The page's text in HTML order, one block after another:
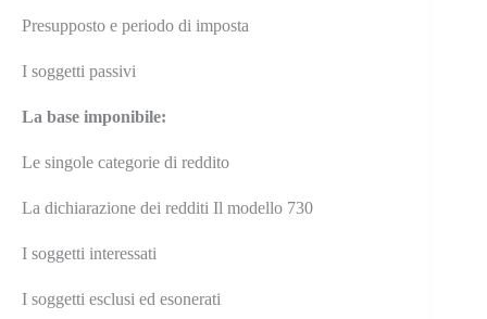
Presupposto e periodo di imposta
I soggetti passivi
La base imponibile:
Le singole categorie di reddito
La dichiarazione dei redditi Il modello 730
I soggetti interessati
I soggetti esclusi ed esonerati